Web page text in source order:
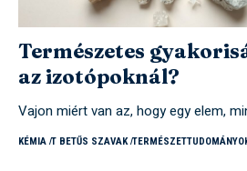
Természetes
az izotópoknál?
Vajon miért van az, hogy egy elem,
KÉMIA T BETŰS SZAVAK